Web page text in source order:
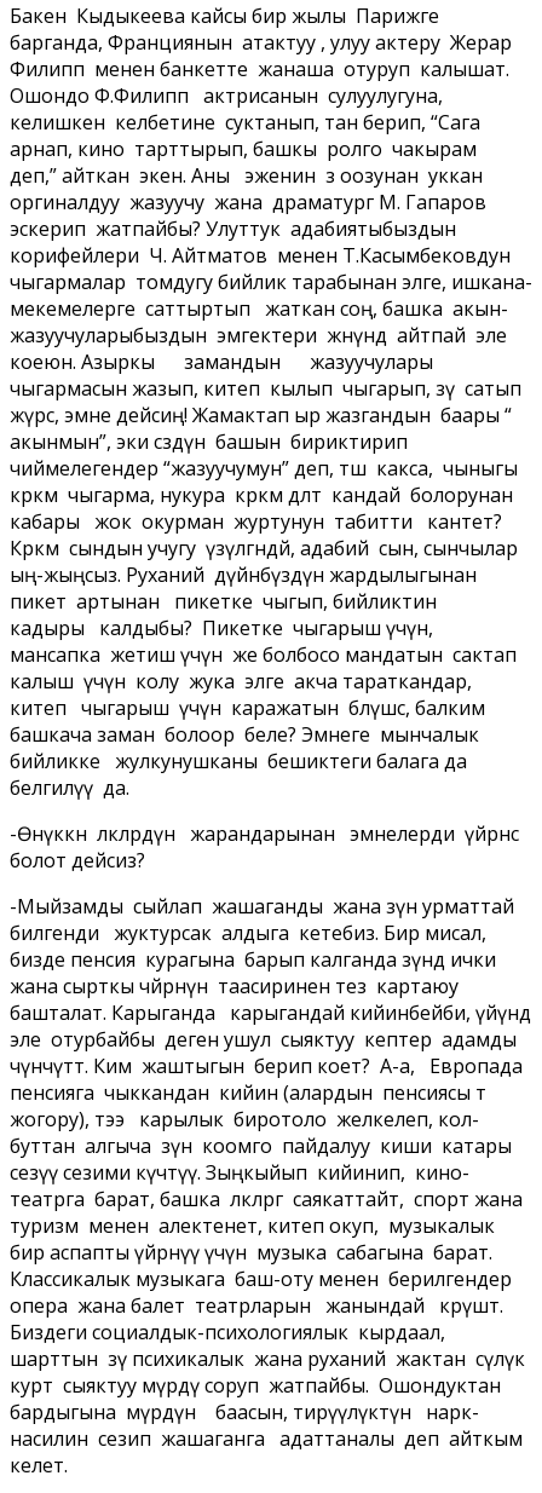
Бакен Кыдыкеева кайсы бир жылы Парижге
барганда, Франциянын атактуу , улуу актеру Жерар
Филипп менен банкетте жанаша отуруп калышат.
Ошондо Ф.Филипп актрисанын сулуулугуна,
келишкен келбетине суктанып, тан берип, “Сага
арнап, кино тарттырып, башкы ролго чакырам
деп,” айткан экен. Аны эженин өз оозунан уккан
оргиналдуу жазуучу жана драматург М. Гапаров
эскерип жатпайбы? Улуттук адабиятыбыздын
корифейлери Ч. Айтматов менен Т.Касымбековдун
чыгармалар томдугу бийлик тарабынан элге, ишкана-
мекемелерге саттыртып жаткан соң, башка акын-
жазуучуларыбыздын эмгектери жөнүндө айтпай эле
коеюн. Азыркы замандын жазуучулары
чыгармасын жазып, китеп кылып чыгарып, өзү сатып
жүрсө, эмне дейсиң! Жамактап ыр жазгандын баары “
акынмын”, эки сөздүн башын бириктирип
чиймелегендер “жазуучумун” деп, төш какса, чыныгы
көркөм чыгарма, нукура көркөм дөөлөт кандай болорунан
кабары жок окурман журтунун табитти кантет?
Көркөм сындын учугу үзүлгөндөй, адабий сын, сынчылар
ың-жыңсыз. Руханий дүйнөбүздүн жардылыгынан
пикет артынан пикетке чыгып, бийликтин
кадыры калдыбы? Пикетке чыгарыш үчүн,
мансапка жетиш үчүн же болбосо мандатын сактап
калыш үчүн колу жука элге акча тараткандар,
китеп чыгарыш үчүн каражатын бөлүшсө, балким
башкача заман болоор беле? Эмнеге мынчалык
бийликке жулкунушканы бешиктеги балага да
белгилүү да.
-Өнүккөн өлкөлөрдүн жарандарынан эмнелерди үйрөнсө
болот дейсиз?
-Мыйзамды сыйлап жашаганды жана өзүн урматтай
билгенди жуктурсак алдыга кетебиз. Бир мисал,
бизде пенсия курагына барып калганда өзүндө ички
жана сырткы чөйрөнүн таасиринен тез картаюу
башталат. Карыганда карыгандай кийинбейби, үйүндө
эле отурбайбы деген ушул сыяктуу кептер адамды
чүнчүтөт. Ким жаштыгын берип коет? А-а, Европада
пенсияга чыккандан кийин (алардын пенсиясы өтө
жогору), тээ карылык биротоло желкелеп, кол-
буттан алгыча өзүн коомго пайдалуу киши катары
сезүү сезими күчтүү. Зыңкыйып кийинип, кино-
театрга барат, башка өлкөлөргө саякаттайт, спорт жана
туризм менен алектенет, китеп окуп, музыкалык
бир аспапты үйрөнүү үчүн музыка сабагына барат.
Классикалык музыкага баш-оту менен берилгендер
опера жана балет театрларын жанындай көрүшөт.
Биздеги социалдык-психологиялык кырдаал,
шарттын өзү психикалык жана руханий жактан сүлүк
курт сыяктуу өмүрдү соруп жатпайбы. Ошондуктан
бардыгына өмүрдүн баасын, тирүүлүктүн нарк-
насилин сезип жашаганга адаттаналы деп айткым
келет.